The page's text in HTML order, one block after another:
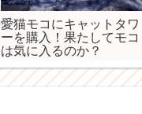
愛猫モコにキャットタワ
ーを購入！果たしてモコ
は気に入るのか？